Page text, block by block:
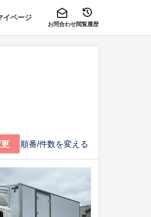
イページ
お問合わせ閲覧履歴
順番/件数を変える